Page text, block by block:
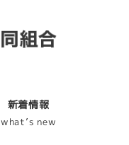
新着情報
what’s new